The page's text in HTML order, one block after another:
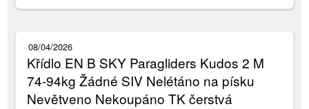
08/04/2026
Křídlo EN B SKY Paragliders Kudos 2 M
74-94kg Žádné SIV Nelétáno na písku
Nevětveno Nekoupáno TK čerstvá